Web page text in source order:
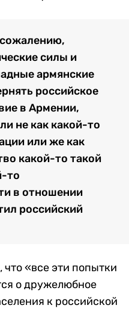
силы и
армянские
российское
в Армении,
не как какой-то
или же как
какой-то такой
то
в отношении
российский
«все эти попытки
о дружелюбное
к российской